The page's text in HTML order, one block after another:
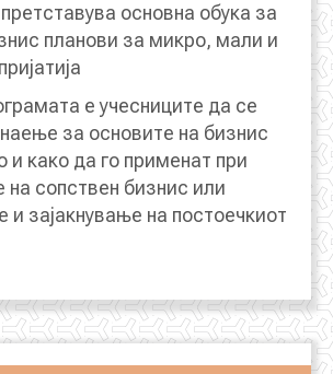
основна обука за
планови за микро, мали и
е учесниците да се
за основите на бизнис
и како да го применат при
на сопствен бизнис или
и зајакнување на постоечкиот